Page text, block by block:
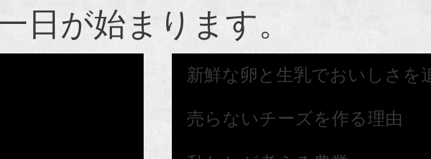
日が始まります。
新鮮な卵と生乳でおいしさを
売らないチーズを作る理由